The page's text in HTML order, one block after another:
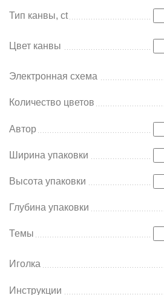
Тип канвы, ct
Цвет канвы
Электронная схема
Количество цветов
Автор
Ширина упаковки
Высота упаковки
Глубина упаковки
Темы
Иголка
Инструкции